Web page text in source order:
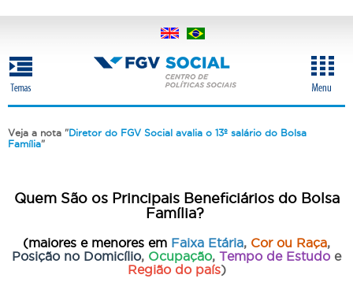
conteúdo
principal
Veja a nota "Diretor do FGV Social avalia o 13º salário do Bolsa
Família"
Quem São os Principais Beneficiários do Bolsa
Família?
(maiores e menores em Faixa Etária, Cor ou Raça,
Posição no Domicílio, Ocupação, Tempo de Estudo e
Região do país)